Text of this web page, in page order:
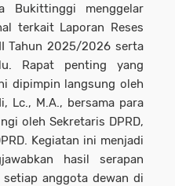
Bukittinggi menggelar
terkait Laporan Reses
Tahun 2025/2026 serta
Rapat penting yang
dipimpin langsung oleh
Lc., M.A., bersama para
oleh Sekretaris DPRD,
Kegiatan ini menjadi
hasil serapan
anggota dewan di